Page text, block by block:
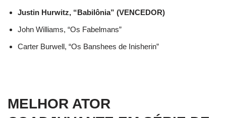
Justin Hurwitz, “Babilônia” (VENCEDOR)
John Williams, “Os Fabelmans”
Carter Burwell, “Os Banshees de Inisherin”
MELHOR ATOR